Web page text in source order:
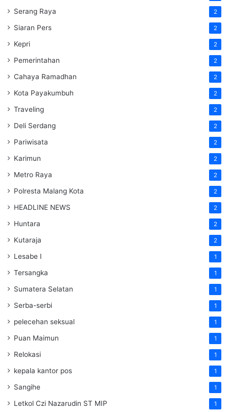
Serang Raya 2
Siaran Pers 2
Kepri 2
Pemerintahan 2
Cahaya Ramadhan 2
Kota Payakumbuh 2
Traveling 2
Deli Serdang 2
Pariwisata 2
Karimun 2
Metro Raya 2
Polresta Malang Kota 2
HEADLINE NEWS 2
Huntara 2
Kutaraja 2
Lesabe I 1
Tersangka 1
Sumatera Selatan 1
Serba-serbi 1
pelecehan seksual 1
Puan Maimun 1
Relokasi 1
kepala kantor pos 1
Sangihe 1
Letkol Czi Nazarudin ST MIP 1